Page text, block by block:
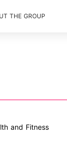
THE GROUP
and Fitness